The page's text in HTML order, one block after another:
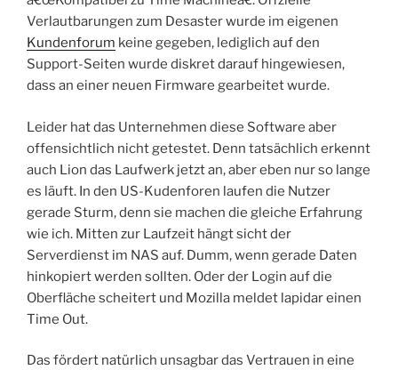
Verlautbarungen zum Desaster wurde im eigenen
Kundenforum keine gegeben, lediglich auf den
Support-Seiten wurde diskret darauf hingewiesen,
dass an einer neuen Firmware gearbeitet wurde.
Leider hat das Unternehmen diese Software aber
offensichtlich nicht getestet. Denn tatsächlich erkennt
auch Lion das Laufwerk jetzt an, aber eben nur so lange
es läuft. In den US-Kudenforen laufen die Nutzer
gerade Sturm, denn sie machen die gleiche Erfahrung
wie ich. Mitten zur Laufzeit hängt sicht der
Serverdienst im NAS auf. Dumm, wenn gerade Daten
hinkopiert werden sollten. Oder der Login auf die
Oberfläche scheitert und Mozilla meldet lapidar einen
Time Out.
Das fördert natürlich unsagbar das Vertrauen in eine